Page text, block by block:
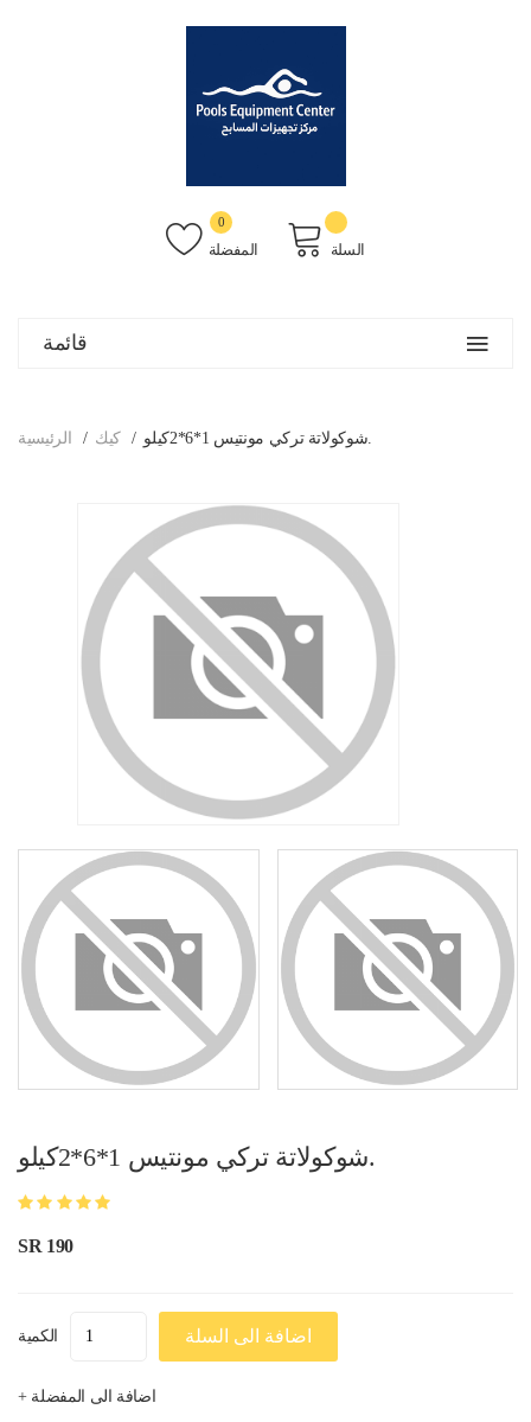
المفضلة
0
السلة
قائمة
الرئيسية كيك شوكولاتة تركي مونتيس 1*6*2كيلو.
شوكولاتة تركي مونتيس 1*6*2كيلو.
SR 190
الكمية اضافة الى السلة
+ اضافة الى المفضلة